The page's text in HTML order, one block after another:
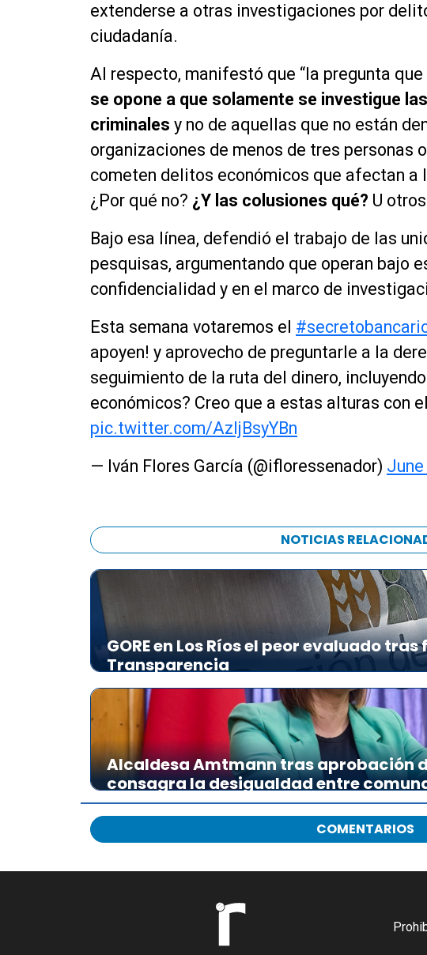
extenderse a otras investigaciones por
ciudadanía.
Al respecto, manifestó que “la pregunta que
se opone a que solamente se investigue
criminales y no de aquellas que no están
organizaciones de menos de tres personas
cometen delitos económicos que afectan a
¿Por qué no? ¿Y las colusiones qué? U
Bajo esa línea, defendió el trabajo de las
pesquisas, argumentando que operan bajo
confidencialidad y en el marco de
Esta semana votaremos el
apoyen! y aprovecho de preguntarle a la
seguimiento de la ruta del dinero,
económicos? Creo que a estas alturas con
pic.twitter.com/AzIjBsyYBn
— Iván Flores García (@ifloressenador) June
NOTICIAS
GORE en Los Ríos el peor evaluado
Transparencia
Alcaldesa Amtmann tras aprobación
consagra la desigualdad entre
COMENTARIOS